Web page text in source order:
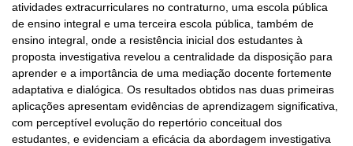
atividades extracurriculares no contraturno, uma escola pública
de ensino integral e uma terceira escola pública, também de
ensino integral, onde a resistência inicial dos estudantes à
proposta investigativa revelou a centralidade da disposição para
aprender e a importância de uma mediação docente fortemente
adaptativa e dialógica. Os resultados obtidos nas duas primeiras
aplicações apresentam evidências de aprendizagem significativa,
com perceptível evolução do repertório conceitual dos
estudantes, e evidenciam a eficácia da abordagem investigativa